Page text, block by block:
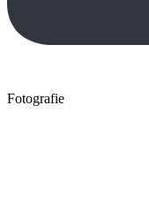
Fotografie